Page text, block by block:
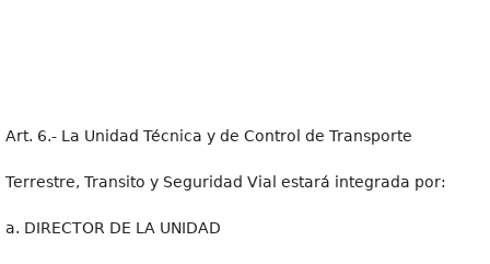
Art. 6.- La Unidad Técnica y de Control de Transporte
Terrestre, Transito y Seguridad Vial estará integrada por:
a. DIRECTOR DE LA UNIDAD